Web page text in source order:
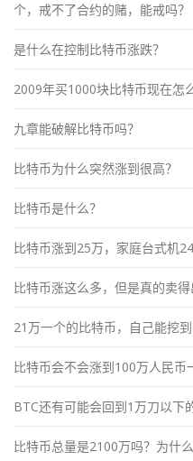
个，戒不了合约的赌，能戒吗？
是什么在控制比特币涨跌？
2009年买1000块比特币现在怎
九章能破解比特币吗？
比特币为什么突然涨到很高？
比特币是什么？
比特币涨到25万，家庭台式机
比特币涨这么多，但是真的卖得
21万一个的比特币，自己能挖到
比特币会不会涨到100万人民币
BTC还有可能会回到1万刀以下
比特币总量是2100万吗？为什么